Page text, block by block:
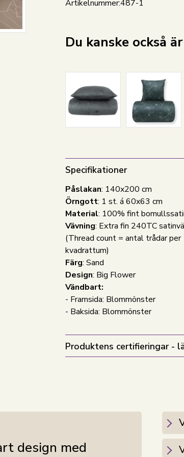
Artikelnummer:487-1
Du kanske också
Specifikationer
Påslakan: 140x200 cm
Örngott: 1 st. á 60x63 cm
Material: 100% fint
Vävning: Extra fin 240TC
(Thread count = antal trådar per
kvadrattum)
Färg: Sand
Design: Big Flower
Vändbart:
- Framsida: Blommönster
- Baksida: Blommönster
Produktens certifieringar -
design med